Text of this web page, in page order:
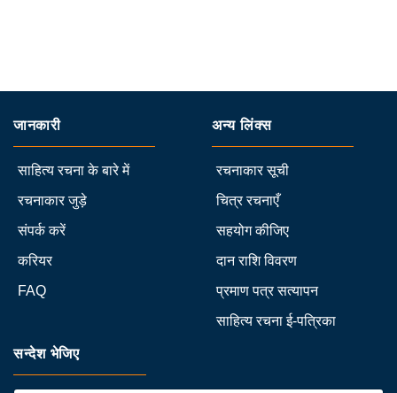
जानकारी
साहित्य रचना के बारे में
रचनाकार जुड़े
संपर्क करें
करियर
FAQ
अन्य लिंक्स
रचनाकार सूची
चित्र रचनाएँ
सहयोग कीजिए
दान राशि विवरण
प्रमाण पत्र सत्यापन
साहित्य रचना ई-पत्रिका
सन्देश भेजिए